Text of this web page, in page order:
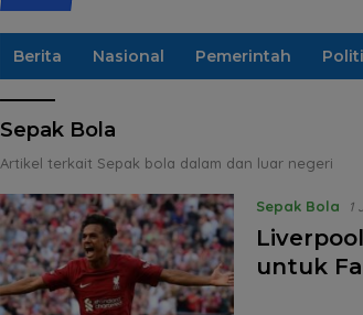
Berita Nasional Pemerintah
Sepak Bola
Artikel terkait Sepak bola dalam dan luar negeri
Sepak Bola 1
untuk